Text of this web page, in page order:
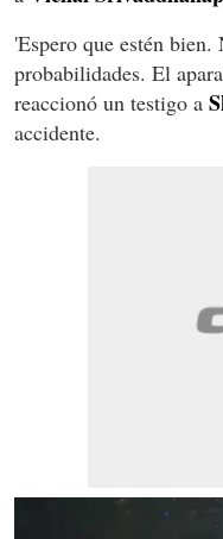
'Espero que estén bien.
probabilidades. El
reaccionó un testigo a
accidente.